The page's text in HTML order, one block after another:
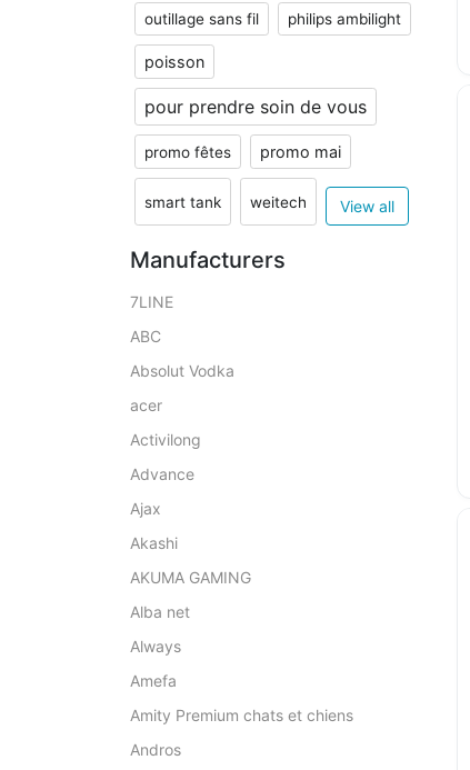
outillage sans fil philips ambilight
poisson
pour prendre soin de vous
promo fêtes promo mai
smart tank weitech View all
Manufacturers
7LINE
ABC
Absolut Vodka
acer
Activilong
Advance
Ajax
Akashi
AKUMA GAMING
Alba net
Always
Amefa
Amity Premium chats et chiens
Andros